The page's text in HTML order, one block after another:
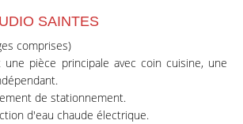
SAINTES
comprises)
une pièce principale avec coin cuisine, une
de stationnement.
d'eau chaude électrique.